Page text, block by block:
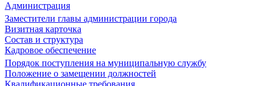
Администрация
Заместители главы администрации города
Визитная карточка
Состав и структура
Кадровое обеспечение
Порядок поступления на муниципальную службу
Положение о замещении должностей
Квалификационные требования